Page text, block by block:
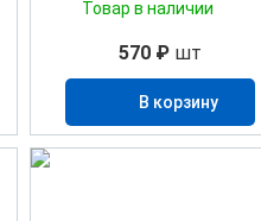
Товар в наличии
570 ₽ шт
В корзину